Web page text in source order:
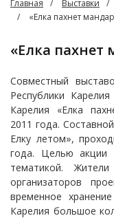
Главная Выставки
«Елка пахнет
«Елка
Совместный
Республики
Карелия «Елка
2011 года.
Елку летом»,
года. Целью акции
тематикой.
организаторов
временное
Карелия большое